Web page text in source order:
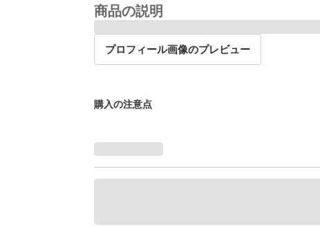
商品の説明
プロフィール画像のプレビュー
購入の注意点